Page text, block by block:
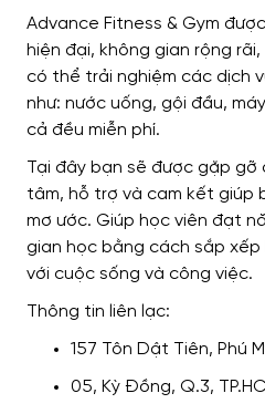
Advance Fitness & Gym
hiện đại, không gian rộng
có thể trải nghiệm các dịch
như: nước uống, gội đầu,
cả đều miễn phí.
Tại đây bạn sẽ được gặp gỡ
tâm, hỗ trợ và cam kết giúp
mơ ước. Giúp học viên đạt
gian học bằng cách sắp
với cuộc sống và công việc.
Thông tin liên lạc:
157 Tôn Dật Tiên, Phú
05, Kỳ Đồng, Q.3,